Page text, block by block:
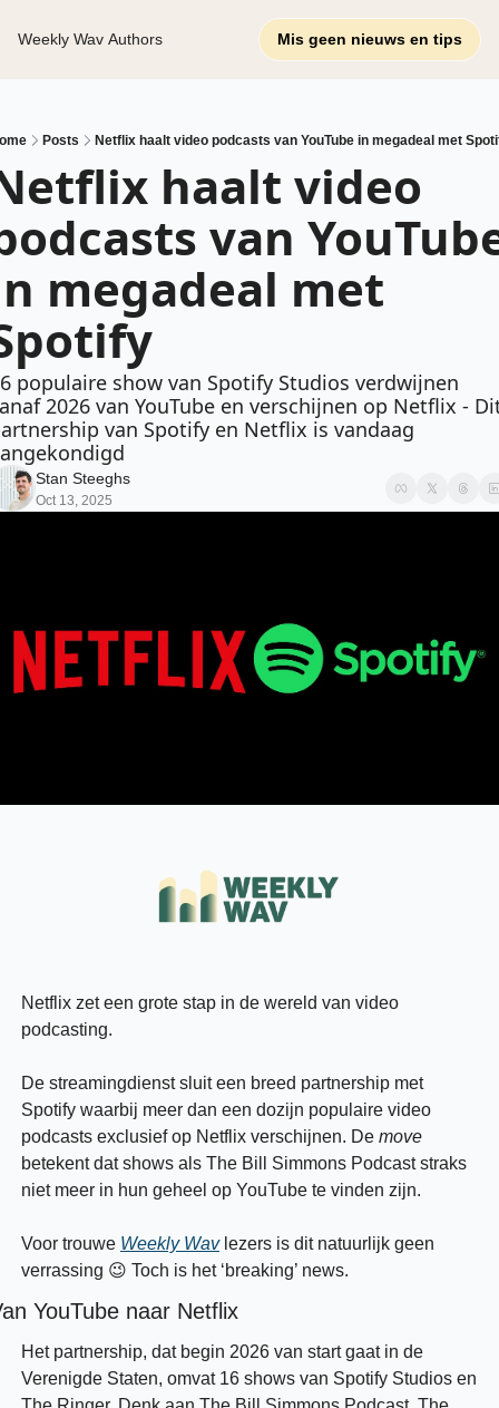
Weekly Wav Authors Mis geen nieuws en tips
Posts Netflix haalt video podcasts van YouTube in megadeal met
haalt video
van
megadeal met
populaire show van Spotify Studios verdwijnen
2026 van YouTube en verschijnen op Netflix -
van Spotify en Netflix is vandaag
Stan Steeghs
Oct 13, 2025
Netflix zet een grote stap in de wereld van video
podcasting.
De streamingdienst sluit een breed partnership met
Spotify waarbij meer dan een dozijn populaire video
podcasts exclusief op Netflix verschijnen. De move
betekent dat shows als The Bill Simmons Podcast straks
niet meer in hun geheel op YouTube te vinden zijn.
Voor trouwe Weekly Wav lezers is dit natuurlijk geen
verrassing 😉 Toch is het ‘breaking’ news.
YouTube naar Netflix
Het partnership, dat begin 2026 van start gaat in de
Verenigde Staten, omvat 16 shows van Spotify Studios en